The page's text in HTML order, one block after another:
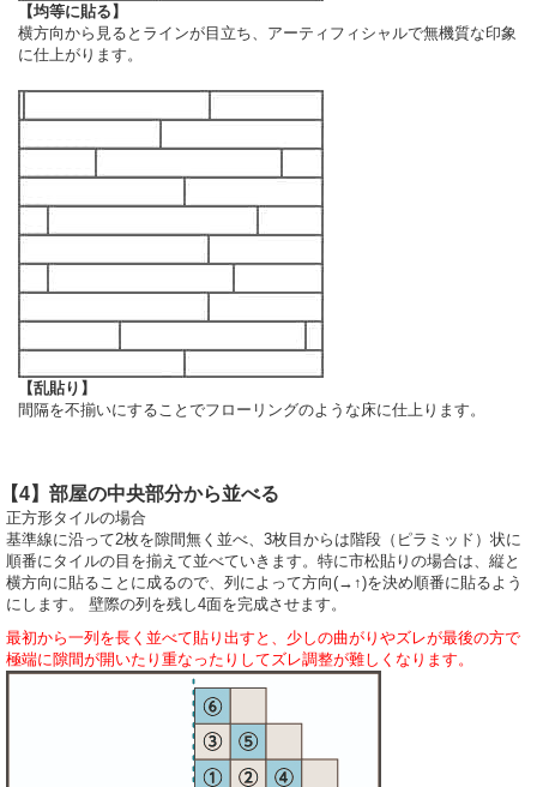
【均等に貼る】
横方向から見るとラインが目立ち、アーティフィシャルで無機質な印象
に仕上がります。
【乱貼り】
間隔を不揃いにすることでフローリングのような床に仕上ります。
【4】部屋の中央部分から並べる
正方形タイルの場合
基準線に沿って2枚を隙間無く並べ、3枚目からは階段（ピラミッド）状に
順番にタイルの目を揃えて並べていきます。特に市松貼りの場合は、縦と
横方向に貼ることに成るので、列によって方向(→↑)を決め順番に貼るよう
にします。 壁際の列を残し4面を完成させます。
最初から一列を長く並べて貼り出すと、少しの曲がりやズレが最後の方で
極端に隙間が開いたり重なったりしてズレ調整が難しくなります。